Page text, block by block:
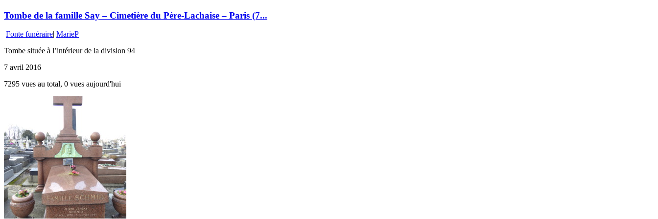
Tombe de la famille Say – Cimetière du Père-Lachaise – Paris (7...
Fonte funéraire| MarieP
Tombe située à l’intérieur de la division 94
7 avril 2016
7295 vues au total, 0 vues aujourd'hui